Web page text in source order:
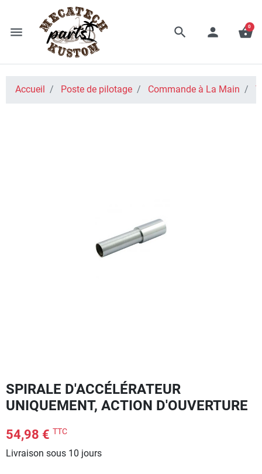
menu search person shopping_basket
0
Accueil Poste de pilotage Commande à La Main
SPIRALE D'ACCÉLÉRATEUR
UNIQUEMENT, ACTION D'OUVERTURE
54,98 € TTC
Livraison sous 10 jours